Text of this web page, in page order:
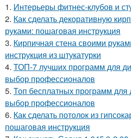
1. Интерьеры фитнес-клубов и
2. Как сделать декоративную
руками: пошаговая инструкция
3. Кирпичная стена своими
инструкция из штукатурки
4. ТОП-7 лучших программ для
выбор профессионалов
5. Топ бесплатных программ для
выбор профессионалов
6. Как сделать потолок из
пошаговая инструкция